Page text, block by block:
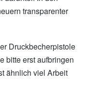
transparenter
Druckbecherpistole
bitte erst aufbringen
ähnlich viel Arbeit